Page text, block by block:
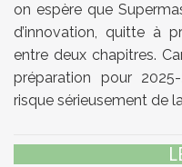
on espère que
d’innovation, quitte à
entre deux chapitres.
préparation pour
risque sérieusement de